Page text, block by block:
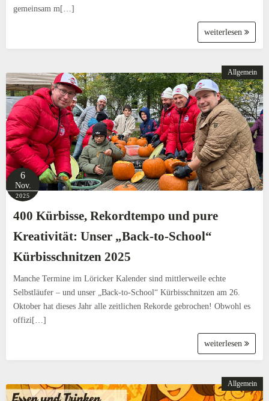
gemeinsam m[…]
weiterlesen
Allgemein
6
Nov.
2025
400 Kürbisse, Rekordtempo und pure
Kreativität: Unser „Back-to-School“
Kürbisschnitzen 2025
Manche Termine im Löricker Kalender sind mittlerweile echte
Selbstläufer – und unser „Back-to-School“ Kürbisschnitzen am 26.
Oktober hat dieses Jahr alle zeitlichen Rekorde gebrochen! Obwohl es
offizi[…]
weiterlesen
Allgemein